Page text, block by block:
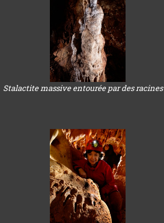
Stalactite massive entourée par des racines